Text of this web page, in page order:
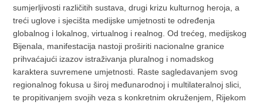
sumjerljivosti različitih sustava, drugi krizu kulturnog heroja, a
treći uglove i sjecišta medijske umjetnosti te određenja
globalnog i lokalnog, virtualnog i realnog. Od trećeg, medijskog
Bijenala, manifestacija nastoji proširiti nacionalne granice
prihvaćajući izazov istraživanja pluralnog i nomadskog
karaktera suvremene umjetnosti. Raste sagledavanjem svog
regionalnog fokusa u široj međunarodnoj i multilateralnoj slici,
te propitivanjem svojih veza s konkretnim okruženjem, Rijekom